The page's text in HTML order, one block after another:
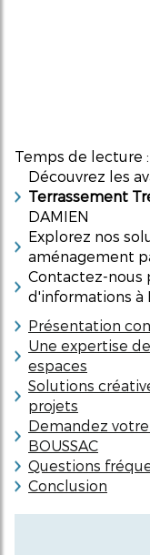
Temps de lecture
Découvrez les
Terrassement
DAMIEN
Explorez nos
aménagement
Contactez-nous
d'informations à
Présentation
Une expertise
espaces
Solutions
projets
Demandez
BOUSSAC
Questions
Conclusion